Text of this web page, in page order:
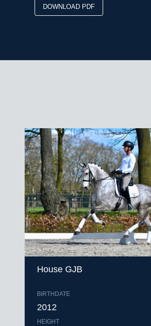
DOWNLOAD PDF
House GJB
BIRTHDATE
2012
HEIGHT